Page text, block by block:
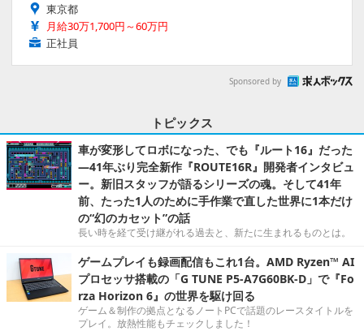
東京都
月給30万1,700円～60万円
正社員
Sponsored by
トピックス
車が変形してロボになった、でも『ルート16』だった
―41年ぶり完全新作『ROUTE16R』開発者インタビュ
ー。新旧スタッフが語るシリーズの魂。そして41年
前、たった1人のために手作業で直した世界に1本だけ
の“幻のカセット”の話
長い時を経て受け継がれる過去と、新たに生まれるものとは。
ゲームプレイも録画配信もこれ1台。AMD Ryzen™ AI
プロセッサ搭載の「G TUNE P5-A7G60BK-D」で『Fo
rza Horizon 6』の世界を駆け回る
ゲーム＆制作の拠点となるノートPCで話題のレースタイトルを
プレイ。放熱性能もチェックしました！